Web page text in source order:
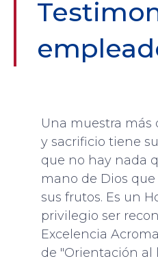
Una muestra más
y sacrificio tiene
que no hay nada
mano de Dios
sus frutos. Es un
privilegio ser
Excelencia
de "Orientación al